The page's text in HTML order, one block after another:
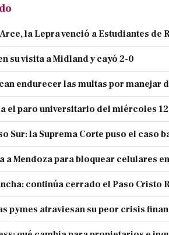
la Lepra venció a Estudiantes de
su visita a Midland y cayó 2-0
endurecer las multas por manejar
el paro universitario del miércoles 12
Sur: la Suprema Corte puso el caso
a Mendoza para bloquear celulares
continúa cerrado el Paso Cristo
pymes atraviesan su peor crisis